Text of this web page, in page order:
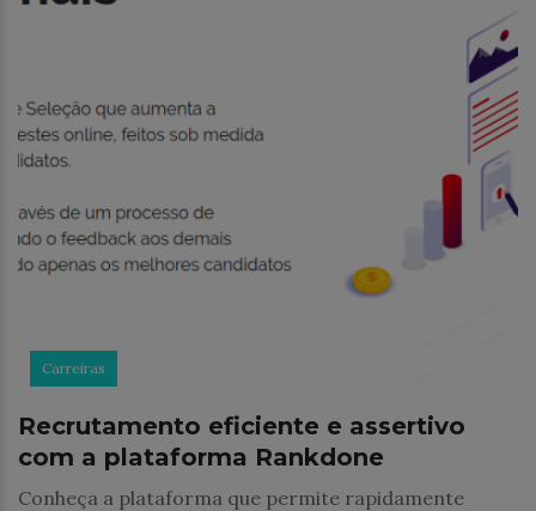
Carreiras
Recrutamento eficiente e assertivo
com a plataforma Rankdone
Conheça a plataforma que permite rapidamente